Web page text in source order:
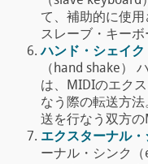
て、補助的に使
スレーブ・キー
ハンド・シェイク
（hand shake）
は、MIDIのエク
なう際の転送方
送を行なう双方
エクスターナル・
ーナル・シンク（